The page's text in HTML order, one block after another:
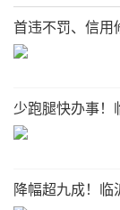
首违不罚、信用
少跑腿快办事！
降幅超九成！临